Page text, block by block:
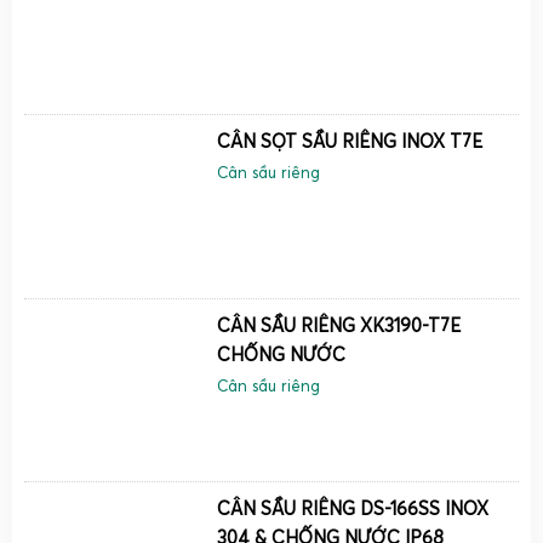
CÂN SỌT SẦU RIÊNG INOX T7E
Cân sầu riêng
CÂN SẦU RIÊNG XK3190-T7E
CHỐNG NƯỚC
Cân sầu riêng
CÂN SẦU RIÊNG DS-166SS INOX
304 & CHỐNG NƯỚC IP68
2kg 3kg